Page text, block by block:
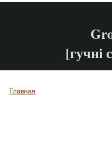
[гучні
Вы здесь
Главная